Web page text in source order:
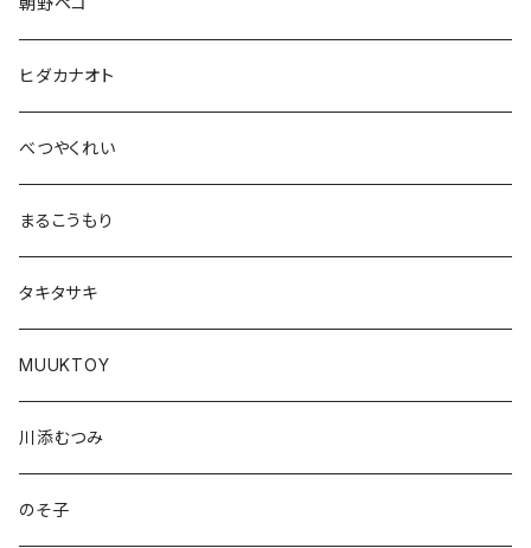
ヒダカナオト
べつやくれい
まるこうもり
タキタサキ
MUUKTOY
川添むつみ
のそ子